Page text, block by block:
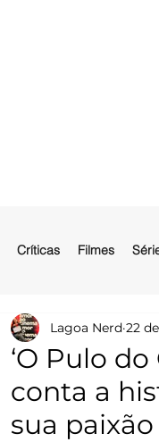
Críticas Filmes
‘O Pulo
conta a
sua
Lagoa Nerd 22